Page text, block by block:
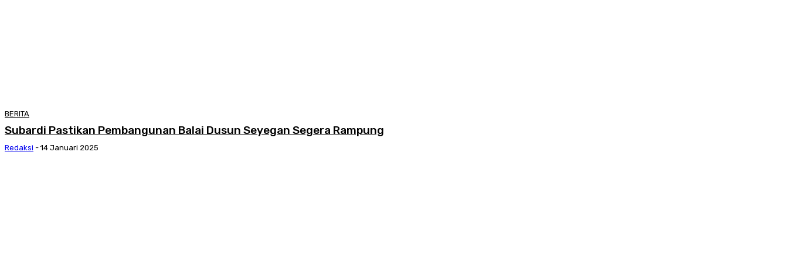
BERITA
Subardi Pastikan Pembangunan Balai Dusun Seyegan Segera Rampung
Redaksi - 14 Januari 2025